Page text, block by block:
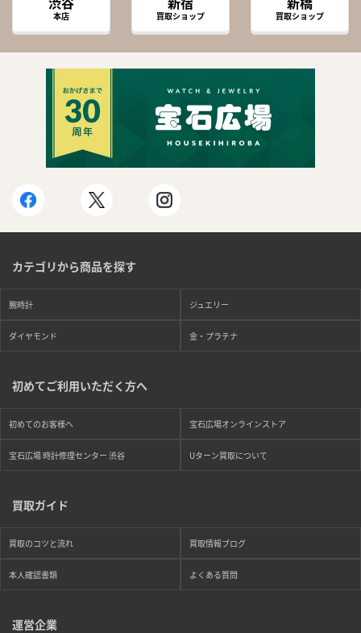
本店 買取ショップ 買取ショップ
カテゴリから商品を探す
腕時計 ジュエリー
ダイヤモンド 金・プラチナ
初めてご利用いただく方へ
初めてのお客様へ 宝石広場オンラインストア
宝石広場 時計修理センター 渋谷 Uターン買取について
買取ガイド
買取のコツと流れ 買取情報ブログ
本人確認書類 よくある質問
運営企業